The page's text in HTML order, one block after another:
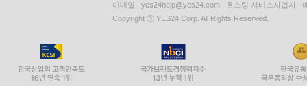
이메일 : yes24help@yes24.com 호스팅 서비스사업자 :
Copyright ⓒ YES24 Corp. All Rights Reserved.